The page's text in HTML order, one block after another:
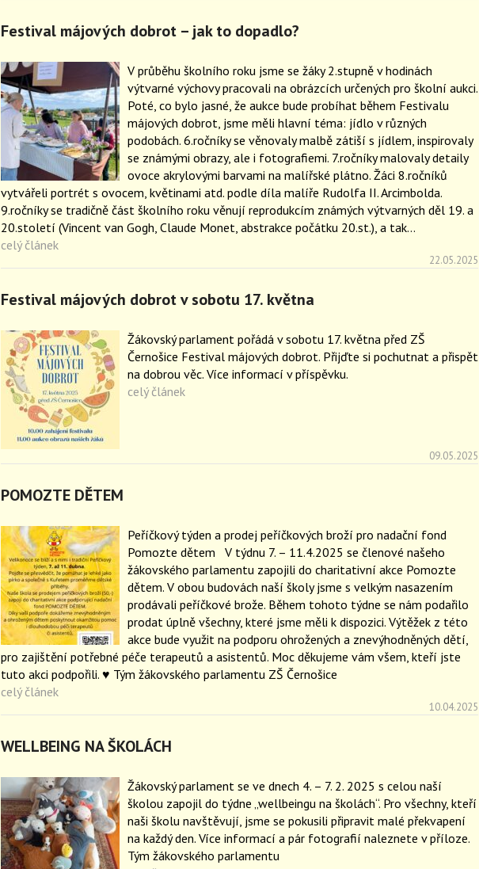
Festival májových dobrot – jak to dopadlo?
V průběhu školního roku jsme se žáky 2.stupně v hodinách
výtvarné výchovy pracovali na obrázcích určených pro školní aukci.
Poté, co bylo jasné, že aukce bude probíhat během Festivalu
májových dobrot, jsme měli hlavní téma: jídlo v různých
podobách. 6.ročníky se věnovaly malbě zátiší s jídlem, inspirovaly
se známými obrazy, ale i fotografiemi. 7.ročníky malovaly detaily
ovoce akrylovými barvami na malířské plátno. Žáci 8.ročníků
vytvářeli portrét s ovocem, květinami atd. podle díla malíře Rudolfa II. Arcimbolda.
9.ročníky se tradičně část školního roku věnují reprodukcím známých výtvarných děl 19. a
20.století (Vincent van Gogh, Claude Monet, abstrakce počátku 20.st.), a tak…
celý článek
22.05.2025
Festival májových dobrot v sobotu 17. května
Žákovský parlament pořádá v sobotu 17. května před ZŠ
Černošice Festival májových dobrot. Přijďte si pochutnat a přispět
na dobrou věc. Více informací v příspěvku.
celý článek
09.05.2025
POMOZTE DĚTEM
Peříčkový týden a prodej peříčkových broží pro nadační fond
Pomozte dětem V týdnu 7. – 11.4.2025 se členové našeho
žákovského parlamentu zapojili do charitativní akce Pomozte
dětem. V obou budovách naší školy jsme s velkým nasazením
prodávali peříčkové brože. Během tohoto týdne se nám podařilo
prodat úplně všechny, které jsme měli k dispozici. Výtěžek z této
akce bude využit na podporu ohrožených a znevýhodněných dětí,
pro zajištění potřebné péče terapeutů a asistentů. Moc děkujeme vám všem, kteří jste
tuto akci podpořili. ♥️ Tým žákovského parlamentu ZŠ Černošice
celý článek
10.04.2025
WELLBEING NA ŠKOLÁCH
Žákovský parlament se ve dnech 4. – 7. 2. 2025 s celou naší
školou zapojil do týdne „wellbeingu na školách“. Pro všechny, kteří
naši školu navštěvují, jsme se pokusili připravit malé překvapení
na každý den. Více informací a pár fotografií naleznete v příloze.
Tým žákovského parlamentu